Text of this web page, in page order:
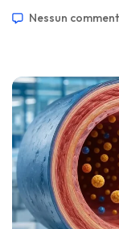
automatico di
Nessun